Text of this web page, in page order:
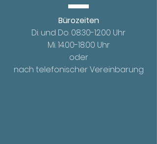
Bürozeiten
Di. und Do. 08.30-12.00 Uhr
Mi. 14.00-18.00 Uhr
oder
nach telefonischer Vereinbarung